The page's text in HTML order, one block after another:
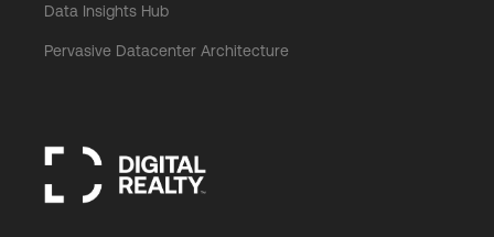
Data Insights Hub
Pervasive Datacenter Architecture